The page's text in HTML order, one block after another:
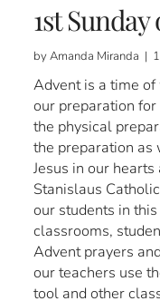
1st
by Amanda Miranda |
Advent is a time
our preparation
the physical
the preparation as
Jesus in our
Stanislaus
our students in
classrooms,
Advent prayers
our teachers use
tool and other